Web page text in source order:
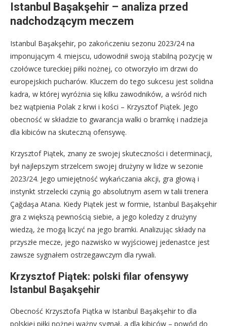
Istanbul Başakşehir – analiza przed
nadchodzącym meczem
Istanbul Başakşehir, po zakończeniu sezonu 2023/24 na
imponującym 4. miejscu, udowodnił swoją stabilną pozycję w
czołówce tureckiej piłki nożnej, co otworzyło im drzwi do
europejskich pucharów. Kluczem do tego sukcesu jest solidna
kadra, w której wyróżnia się kilku zawodników, a wśród nich
bez wątpienia Polak z krwi i kości – Krzysztof Piątek. Jego
obecność w składzie to gwarancja walki o bramkę i nadzieja
dla kibiców na skuteczną ofensywę.
Krzysztof Piątek, znany ze swojej skuteczności i determinacji,
był najlepszym strzelcem swojej drużyny w lidze w sezonie
2023/24. Jego umiejętność wykańczania akcji, gra głową i
instynkt strzelecki czynią go absolutnym asem w talii trenera
Çağdaşa Atana. Kiedy Piątek jest w formie, Istanbul Başakşehir
gra z większą pewnością siebie, a jego koledzy z drużyny
wiedzą, że mogą liczyć na jego bramki. Analizując składy na
przyszłe mecze, jego nazwisko w wyjściowej jedenastce jest
zawsze sygnałem ostrzegawczym dla rywali.
Krzysztof Piątek: polski filar ofensywy
Istanbul Başakşehir
Obecność Krzysztofa Piątka w Istanbul Başakşehir to dla
polskiej piłki nożnej ważny sygnał, a dla kibiców – powód do